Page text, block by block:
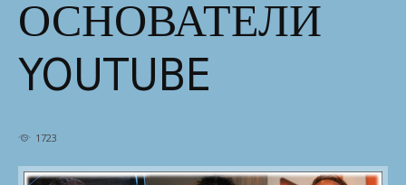
ОСНОВАТЕЛИ
YOUTUBE
1723